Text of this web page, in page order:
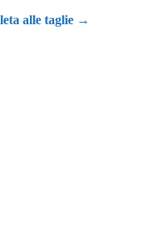
alle taglie →